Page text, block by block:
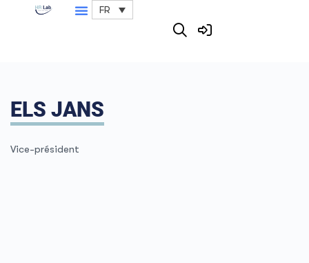
FR
ELS JANS
Vice-président